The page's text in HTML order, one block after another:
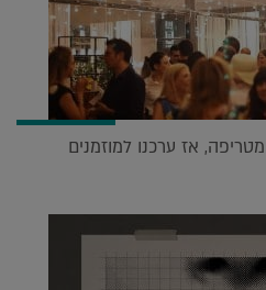
אז ערכנו למוזמנים